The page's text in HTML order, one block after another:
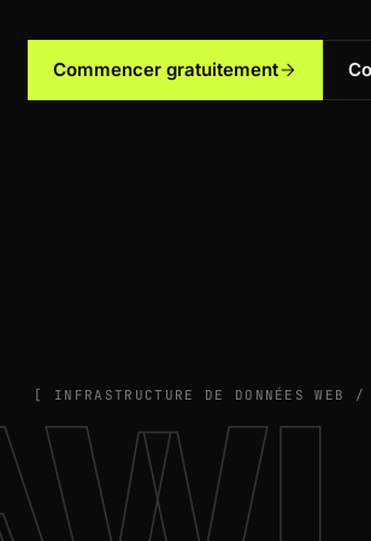
Commencer gratuitement
[ INFRASTRUCTURE DE DONNÉES